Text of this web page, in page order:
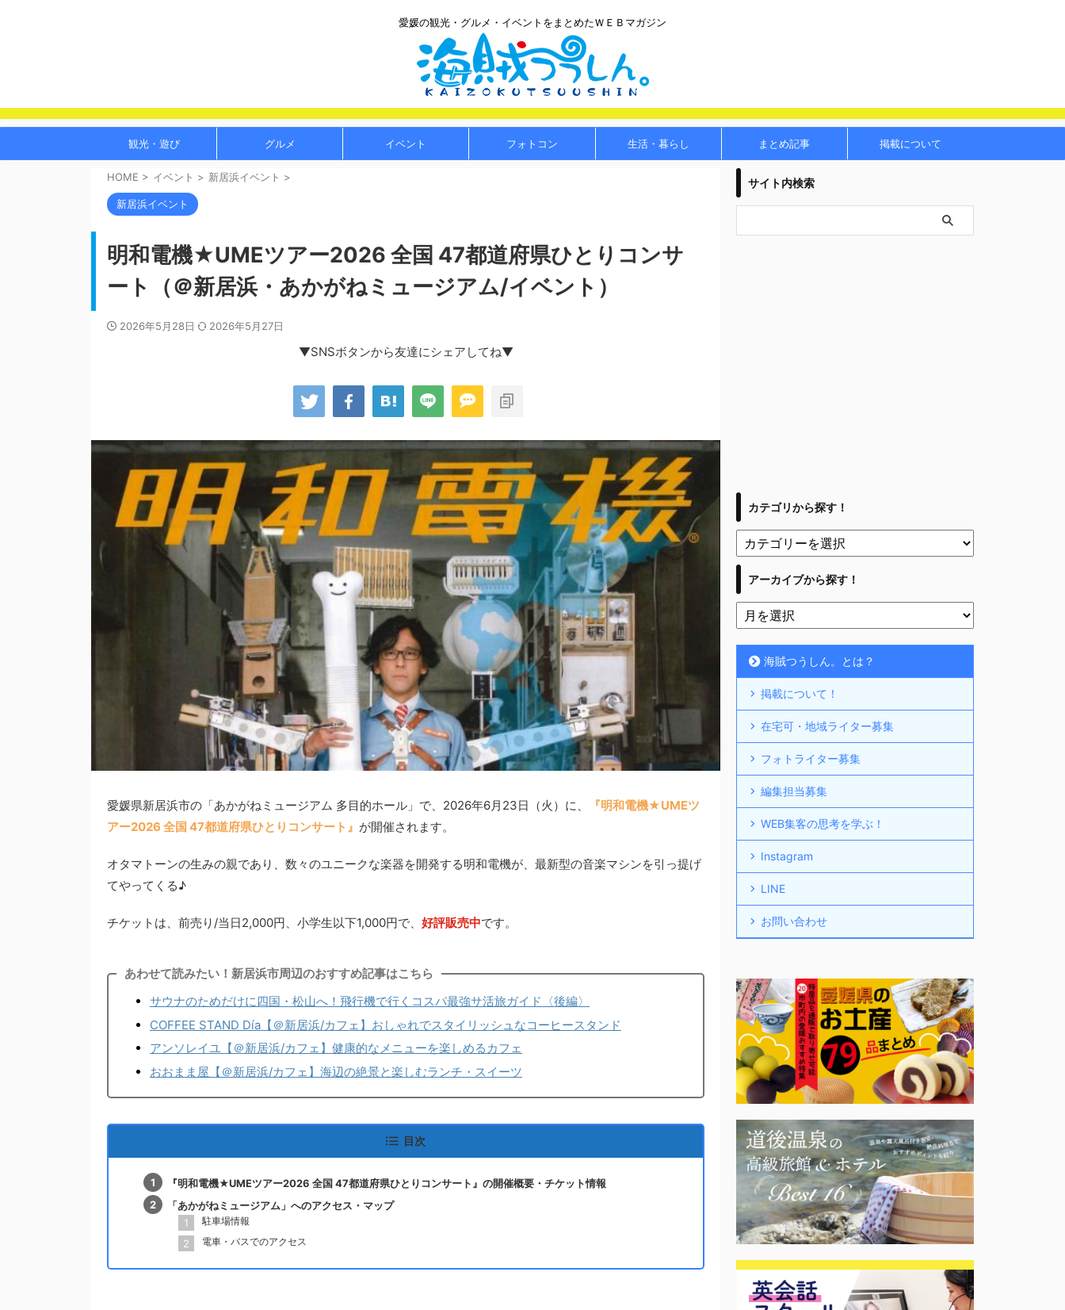
愛媛の観光・グルメ・イベントをまとめたＷＥＢマガジン
観光・遊び グルメ イベント フォトコン 生活・暮らし まとめ記事 掲載について
HOME > イベント > 新居浜イベント >
新居浜イベント
明和電機★UMEツアー2026 全国 47都道府県ひとりコンサ
ート（＠新居浜・あかがねミュージアム/イベント）
2026年5月28日 2026年5月27日
▼SNSボタンから友達にシェアしてね▼
愛媛県新居浜市の「あかがねミュージアム 多目的ホール」で、2026年6月23日（火）に、
『明和電機★UMEツ
アー2026 全国 47都道府県ひとりコンサート』 が開催されます。
オタマトーンの生みの親であり、数々のユニークな楽器を開発する明和電機が、最新型の音楽マシンを引っ提げ
てやってくる♪
チケットは、前売り/当日2,000円、小学生以下1,000円で、 好評販売中です。
あわせて読みたい！新居浜市周辺のおすすめ記事はこちら
サウナのためだけに四国・松山へ！飛行機で行くコスパ最強サ活旅ガイド〈後編〉
COFFEE STAND Día【＠新居浜/カフェ】おしゃれでスタイリッシュなコーヒースタンド
アンソレイユ【＠新居浜/カフェ】健康的なメニューを楽しめるカフェ
おおまま屋【＠新居浜/カフェ】海辺の絶景と楽しむランチ・スイーツ
目次
『明和電機★UMEツアー2026 全国 47都道府県ひとりコンサート』の開催概要・チケット情報
「あかがねミュージアム」へのアクセス・マップ
駐車場情報
電車・バスでのアクセス
サイト内検索
カテゴリから探す！
アーカイブから探す！
海賊つうしん。とは？
掲載について！
在宅可・地域ライター募集
フォトライター募集
編集担当募集
WEB集客の思考を学ぶ！
Instagram
LINE
お問い合わせ